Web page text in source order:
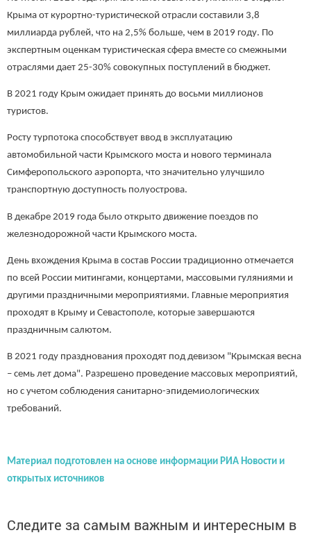
Крыма от курортно-туристической отрасли составили 3,8
миллиарда рублей, что на 2,5% больше, чем в 2019 году. По
экспертным оценкам туристическая сфера вместе со смежными
отраслями дает 25-30% совокупных поступлений в бюджет.
В 2021 году Крым ожидает принять до восьми миллионов
туристов.
Росту турпотока способствует ввод в эксплуатацию
автомобильной части Крымского моста и нового терминала
Симферопольского аэропорта, что значительно улучшило
транспортную доступность полуострова.
В декабре 2019 года было открыто движение поездов по
железнодорожной части Крымского моста.
День вхождения Крыма в состав России традиционно отмечается
по всей России митингами, концертами, массовыми гуляниями и
другими праздничными мероприятиями. Главные мероприятия
проходят в Крыму и Севастополе, которые завершаются
праздничным салютом.
В 2021 году празднования проходят под девизом "Крымская весна
– семь лет дома". Разрешено проведение массовых мероприятий,
но с учетом соблюдения санитарно-эпидемиологических
требований.
Материал подготовлен на основе информации РИА Новости и
открытых источников
Следите за самым важным и интересным в